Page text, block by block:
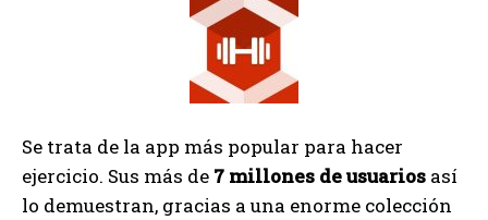
Se trata de la app más popular para hacer
ejercicio. Sus más de 7 millones de usuarios así
lo demuestran, gracias a una enorme colección